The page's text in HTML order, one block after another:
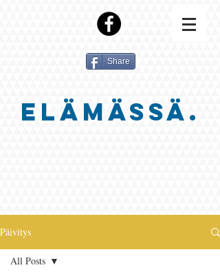
Share
ELÄMÄSSÄ.
Päivitys
All Posts